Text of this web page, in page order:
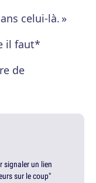
celui-là. »
il faut*
de
signaler un lien
sur le coup"